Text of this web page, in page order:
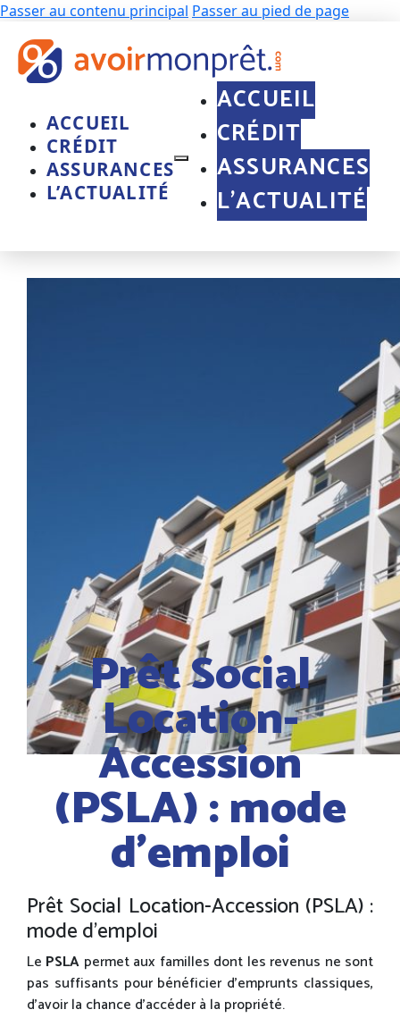
Passer au contenu principal Passer au pied de page
ACCUEIL
CRÉDIT
ASSURANCES
L’ACTUALITÉ
ACCUEIL
CRÉDIT
ASSURANCES
L’ACTUALITÉ
Prêt Social
Location-
Accession
(PSLA) : mode
d’emploi
Prêt Social Location-Accession (PSLA) :
mode d’emploi
Le PSLA permet aux familles dont les revenus ne sont
pas suffisants pour bénéficier d’emprunts classiques,
d’avoir la chance d’accéder à la propriété.